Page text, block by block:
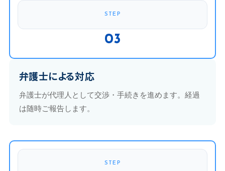
STEP
03
弁護士による対応
弁護士が代理人として交渉・手続きを進めます。経過
は随時ご報告します。
STEP